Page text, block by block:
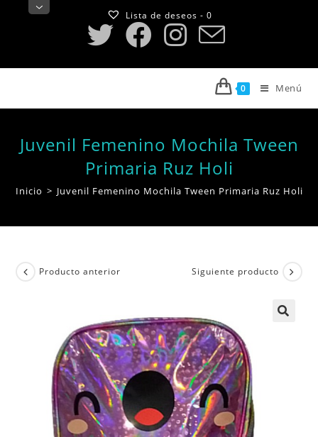
Lista de deseos - 0
0 Menú
Juvenil Femenino Mochila Tween
Primaria Ruz Holi
Inicio > Juvenil Femenino Mochila Tween Primaria Ruz Holi
Producto anterior Siguiente producto